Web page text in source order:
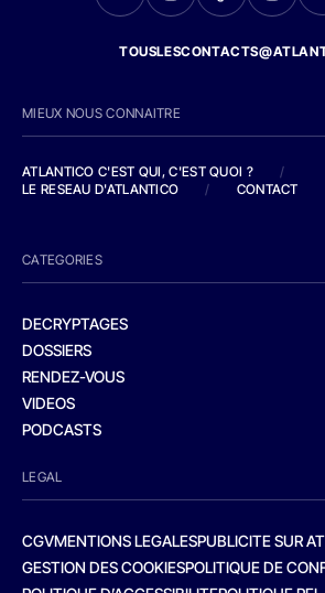
MIEUX NOUS CONNAITRE
ATLANTICO C'EST QUI, C'EST QUOI ?
/
LE RESEAU D'ATLANTICO
/ CONTACT
CATEGORIES
DECRYPTAGES
DOSSIERS
RENDEZ-VOUS
VIDEOS
PODCASTS
LEGAL
CGVMENTIONS LEGALESPUBLICITE SUR
GESTION DES COOKIESPOLITIQUE DE